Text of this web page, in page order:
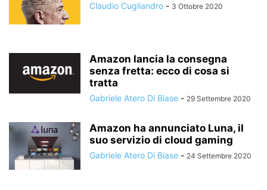
Claudio Cugliandro - 3 Ottobre 2020
Amazon lancia la consegna
senza fretta: ecco di cosa si
tratta
Gabriele Atero Di Biase - 29 Settembre 2020
Amazon ha annunciato Luna, il
suo servizio di cloud gaming
Gabriele Atero Di Biase - 24 Settembre 2020